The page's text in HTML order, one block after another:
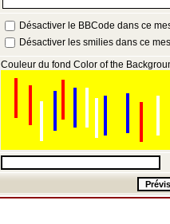
Désactiver le BBCode dans ce
Désactiver les smilies dans ce
Couleur du fond Color of the